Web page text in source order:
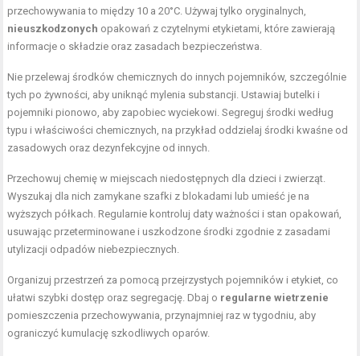
przechowywania to między 10 a 20°C. Używaj tylko oryginalnych,
nieuszkodzonych opakowań z czytelnymi etykietami, które zawierają
informacje o składzie oraz zasadach bezpieczeństwa.
Nie przelewaj środków chemicznych do innych pojemników, szczególnie
tych po żywności, aby uniknąć mylenia substancji. Ustawiaj butelki i
pojemniki pionowo, aby zapobiec wyciekowi. Segreguj środki według
typu i właściwości chemicznych, na przykład oddzielaj środki kwaśne od
zasadowych oraz dezynfekcyjne od innych.
Przechowuj chemię w miejscach niedostępnych dla dzieci i zwierząt.
Wyszukaj dla nich zamykane szafki z blokadami lub umieść je na
wyższych półkach. Regularnie kontroluj daty ważności i stan opakowań,
usuwając przeterminowane i uszkodzone środki zgodnie z zasadami
utylizacji odpadów niebezpiecznych.
Organizuj przestrzeń za pomocą przejrzystych pojemników i etykiet, co
ułatwi szybki dostęp oraz segregację. Dbaj o regularne wietrzenie
pomieszczenia przechowywania, przynajmniej raz w tygodniu, aby
ograniczyć kumulację szkodliwych oparów.